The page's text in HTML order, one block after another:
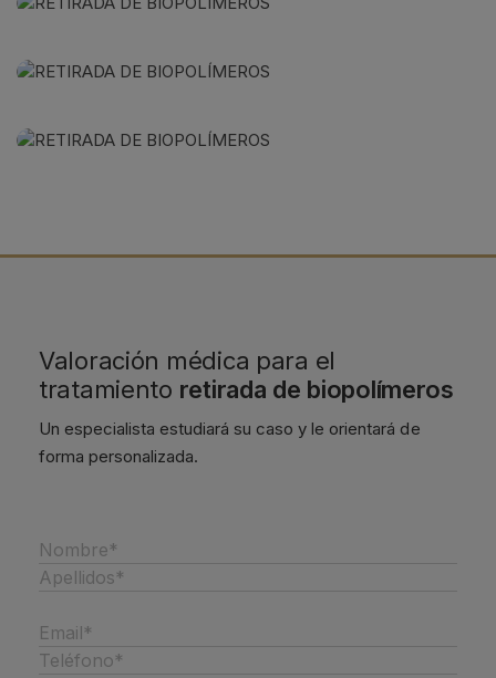
Valoración médica para el
tratamiento retirada de biopolímeros
Un especialista estudiará su caso y le orientará de
forma personalizada.